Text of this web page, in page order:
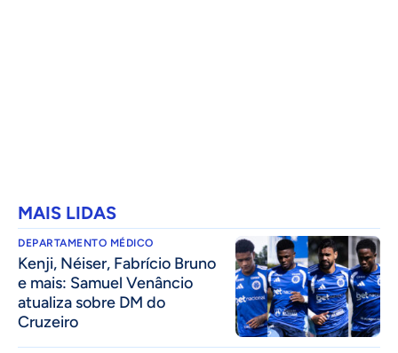
MAIS LIDAS
DEPARTAMENTO MÉDICO
Kenji, Néiser, Fabrício Bruno
e mais: Samuel Venâncio
atualiza sobre DM do
Cruzeiro